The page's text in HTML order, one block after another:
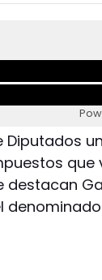
Diputados
que
destacan